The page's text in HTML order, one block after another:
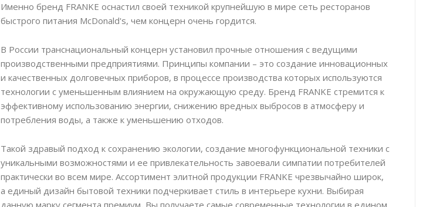
Именно бренд FRANKE оснастил своей техникой крупнейшую в мире сеть ресторанов
быстрого питания McDonald's, чем концерн очень гордится.
В России транснациональный концерн установил прочные отношения с ведущими
производственными предприятиями. Принципы компании – это создание инновационных
и качественных долговечных приборов, в процессе производства которых используются
технологии с уменьшенным влиянием на окружающую среду. Бренд FRANKE стремится к
эффективному использованию энергии, снижению вредных выбросов в атмосферу и
потребления воды, а также к уменьшению отходов.
Такой здравый подход к сохранению экологии, создание многофункциональной техники с
уникальными возможностями и ее привлекательность завоевали симпатии потребителей
практически во всем мире. Ассортимент элитной продукции FRANKE чрезвычайно широк,
а единый дизайн бытовой техники подчеркивает стиль в интерьере кухни. Выбирая